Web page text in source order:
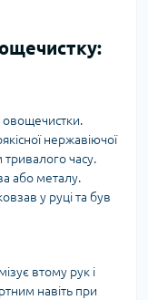
нержавіючої
тривалого часу.
або металу.
у руці та був
втому рук і
навіть при